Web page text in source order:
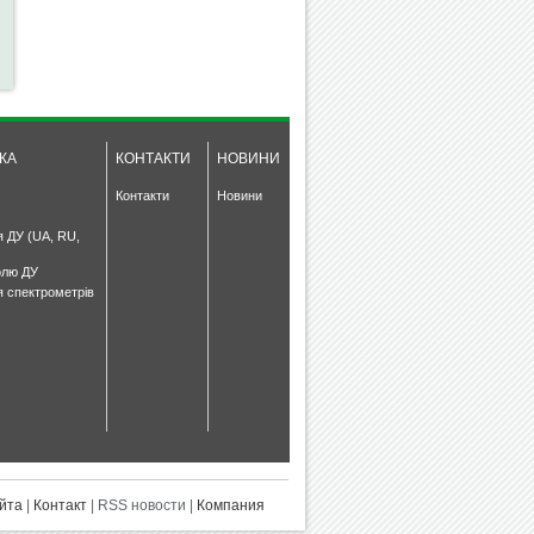
КОНТАКТИ НОВИНИ
ДУ (UA, RU,
ДУ
спектрометрів
Контакти Новини
Контакт | RSS новости | Компания